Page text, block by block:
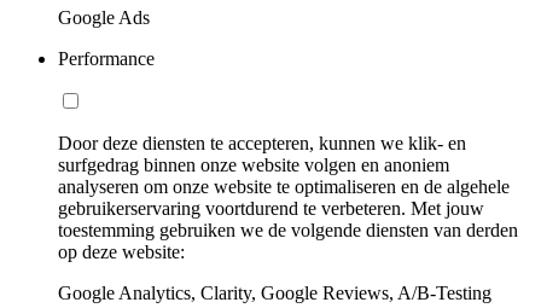
Google Ads
Performance
Door deze diensten te accepteren, kunnen we klik- en
surfgedrag binnen onze website volgen en anoniem
analyseren om onze website te optimaliseren en de algehele
gebruikerservaring voortdurend te verbeteren. Met jouw
toestemming gebruiken we de volgende diensten van derden
op deze website:
Google Analytics, Clarity, Google Reviews, A/B-Testing